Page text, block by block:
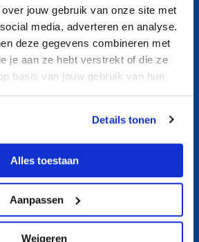
jouw gebruik van onze site met
media, adverteren en analyse.
deze gegevens combineren met
je aan ze hebt verstrekt of die ze
basis van jouw gebruik van hun
Details tonen
Alles toestaan
Aanpassen
Weigeren
Sitemap
Openingstijden
Tarieven
en kindzwemmen
zwemmen